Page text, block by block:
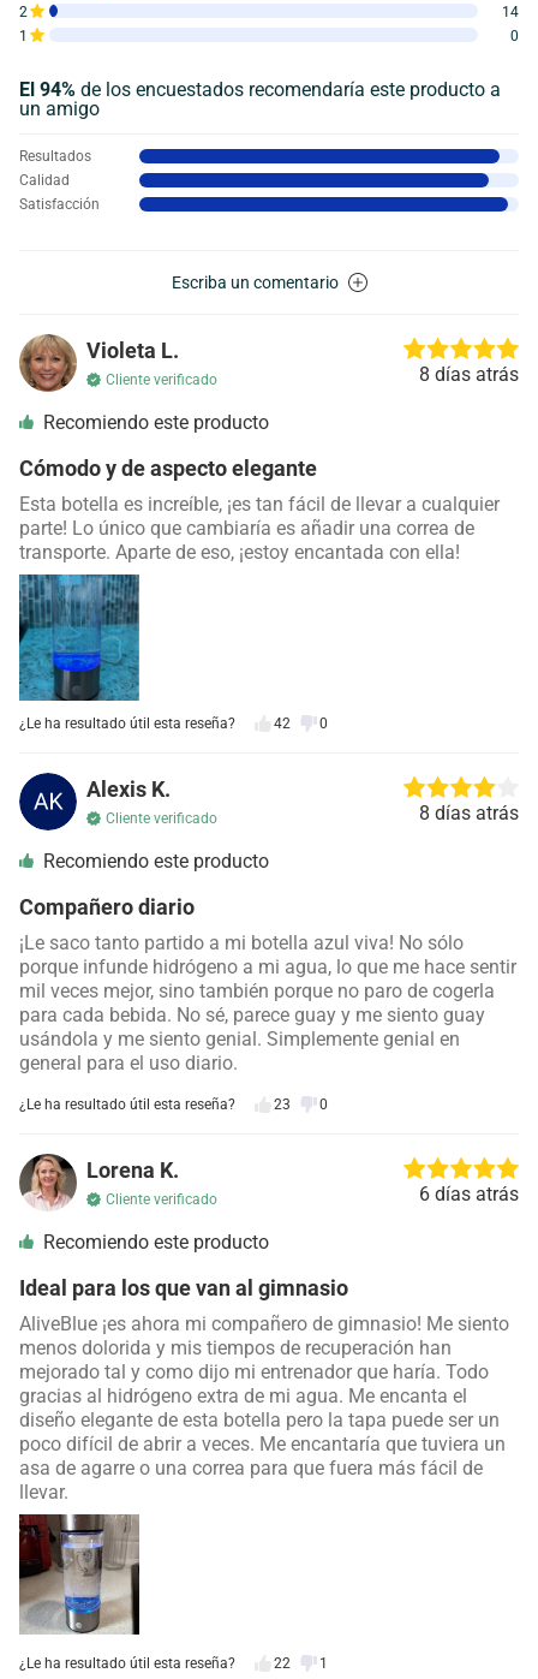
1 0
2 14
El 94% de los encuestados recomendaría este producto a
un amigo
Satisfacción
Calidad
Resultados
Escriba un comentario
Violeta L.
Cliente verificado 8 días atrás
Recomiendo este producto
Cómodo y de aspecto elegante
Esta botella es increíble, ¡es tan fácil de llevar a cualquier
parte! Lo único que cambiaría es añadir una correa de
transporte. Aparte de eso, ¡estoy encantada con ella!
¿Le ha resultado útil esta reseña? 42 0
Alexis K.
Cliente verificado 8 días atrás
Recomiendo este producto
Compañero diario
¡Le saco tanto partido a mi botella azul viva! No sólo
porque infunde hidrógeno a mi agua, lo que me hace sentir
mil veces mejor, sino también porque no paro de cogerla
para cada bebida. No sé, parece guay y me siento guay
usándola y me siento genial. Simplemente genial en
general para el uso diario.
¿Le ha resultado útil esta reseña? 23 0
Lorena K.
Cliente verificado 6 días atrás
Recomiendo este producto
Ideal para los que van al gimnasio
AliveBlue ¡es ahora mi compañero de gimnasio! Me siento
menos dolorida y mis tiempos de recuperación han
mejorado tal y como dijo mi entrenador que haría. Todo
gracias al hidrógeno extra de mi agua. Me encanta el
diseño elegante de esta botella pero la tapa puede ser un
poco difícil de abrir a veces. Me encantaría que tuviera un
asa de agarre o una correa para que fuera más fácil de
llevar.
¿Le ha resultado útil esta reseña? 22 1